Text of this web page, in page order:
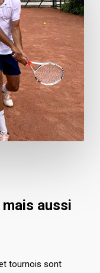
mais aussi
tournois sont